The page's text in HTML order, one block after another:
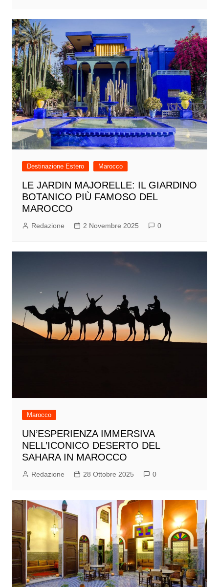
Destinazione Estero Marocco
LE JARDIN MAJORELLE: IL GIARDINO
BOTANICO PIÙ FAMOSO DEL
MAROCCO
Redazione 2 Novembre 2025 0
Marocco
UN’ESPERIENZA IMMERSIVA
NELL’ICONICO DESERTO DEL
SAHARA IN MAROCCO
Redazione 28 Ottobre 2025 0